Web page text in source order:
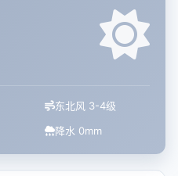
东北风 3-4级
降水 0mm